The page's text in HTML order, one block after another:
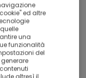
a Siviglia
a piedi da Metropol
ed altre
una
funzionalità
del
generare